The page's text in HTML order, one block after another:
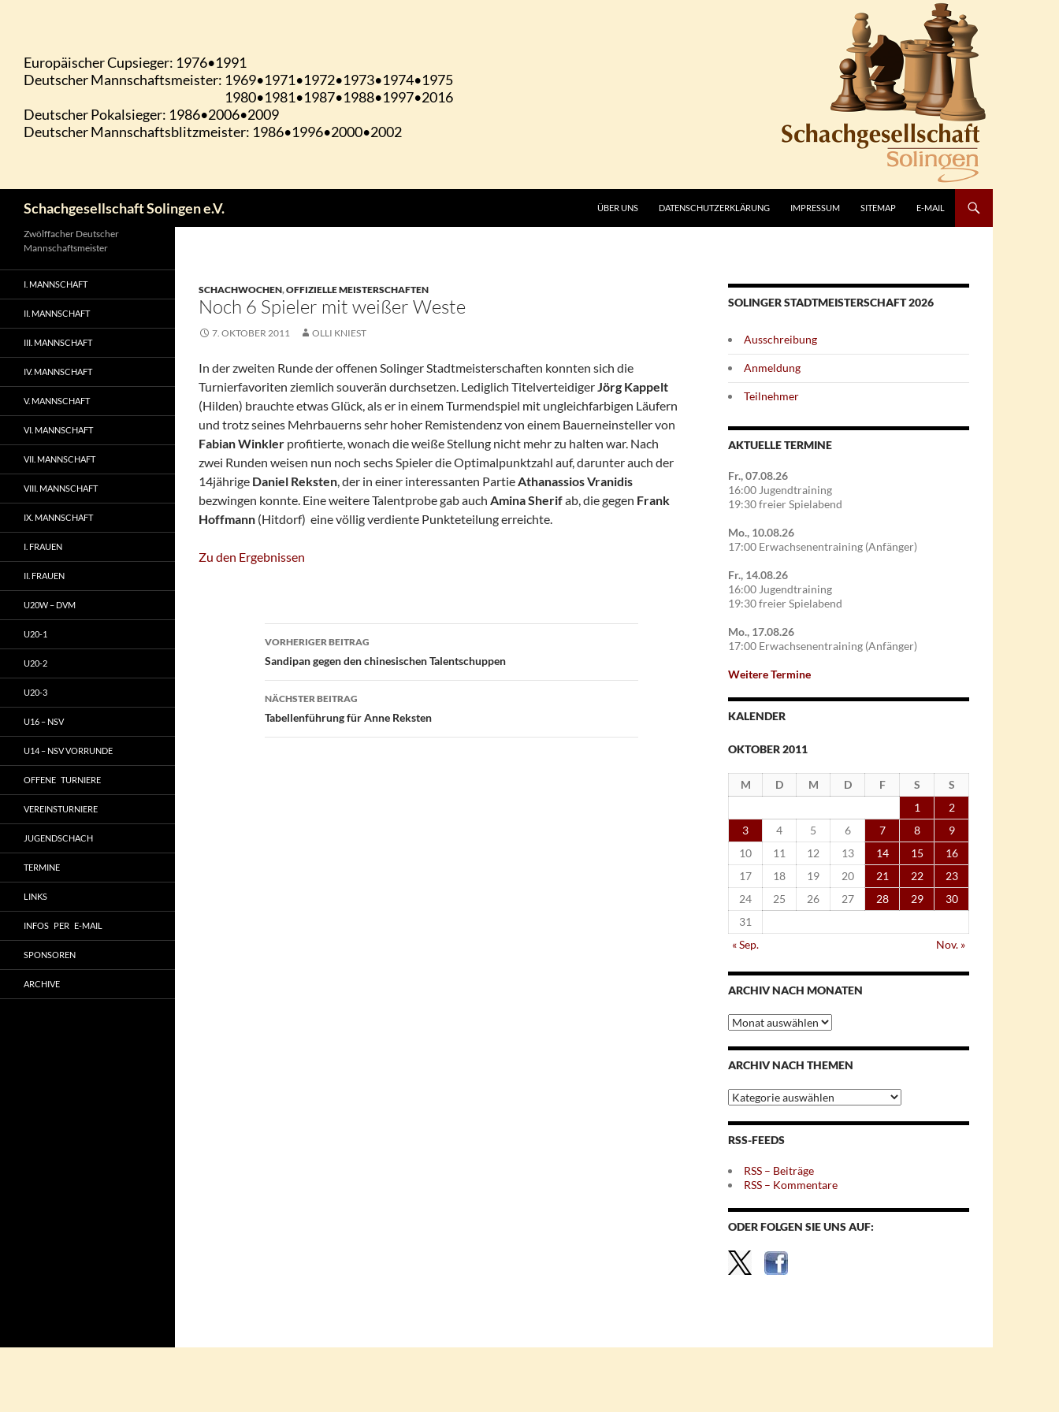
Schachgesellschaft Solingen e.V. ÜBER UNS DATENSCHUTZERKLÄRUNG IMPRESSUM SITEMAP E-MAIL
SCHACHWOCHEN,OFFIZIELLE MEISTERSCHAFTEN
Noch 6 Spieler mit weißer Weste
7. OKTOBER 2011 OLLI KNIEST
In der zweiten Runde der offenen Solinger Stadtmeisterschaften konnten sich die
Turnierfavoriten ziemlich souverän durchsetzen. Lediglich TitelverteidigerJörg Kappelt
(Hilden) brauchte etwas Glück, als er in einem Turmendspiel mit ungleichfarbigen Läufern
und trotz seines Mehrbauerns sehr hoher Remistendenz von einem Bauerneinsteller von
Fabian Winkler profitierte, wonach die weiße Stellung nicht mehr zu halten war. Nach
zwei Runden weisen nun noch sechs Spieler die Optimalpunktzahl auf, darunter auch der
14jährige Daniel Reksten, der in einer interessanten PartieAthanassios Vranidis
bezwingen konnte. Eine weitere Talentprobe gab auch Amina Sherifab, die gegen Frank
Hoffmann (Hitdorf) eine völlig verdiente Punkteteilung erreichte.
Zu den Ergebnissen
Beitragsnavigation
VORHERIGER BEITRAG
Sandipan gegen den chinesischen Talentschuppen
NÄCHSTER BEITRAG
Tabellenführung für Anne Reksten
SOLINGER STADTMEISTERSCHAFT 2026
Ausschreibung
Anmeldung
Teilnehmer
AKTUELLE TERMINE
Fr., 07.08.26
16:00 Jugendtraining
19:30 freier Spielabend
Mo., 10.08.26
17:00 Erwachsenentraining (Anfänger)
Fr., 14.08.26
16:00 Jugendtraining
19:30 freier Spielabend
Mo., 17.08.26
17:00 Erwachsenentraining (Anfänger)
Weitere Termine
KALENDER
OKTOBER 2011
M D M D F S
S
1
2
3
4 5 6 7 8
9
10
11 12 13 14 15
16
17
18 19 20 21 22
23
24
25 26 27 28 29
30
31
« Sep.
Nov. »
ARCHIV NACH MONATEN
Archiv
nach
Monaten
ARCHIV NACH THEMEN
Archiv
nach
Themen
RSS-FEEDS
RSS – Beiträge
RSS – Kommentare
ODER FOLGEN SIE UNS AUF:
Zwölffacher Deutscher
Mannschaftsmeister
I. MANNSCHAFT
II. MANNSCHAFT
III. MANNSCHAFT
IV. MANNSCHAFT
V. MANNSCHAFT
VI. MANNSCHAFT
VII. MANNSCHAFT
VIII. MANNSCHAFT
IX. MANNSCHAFT
I. FRAUEN
II. FRAUEN
U20W – DVM
U20-1
U20-2
U20-3
U16 – NSV
U14 – NSV VORRUNDE
OFFENE TURNIERE
VEREINSTURNIERE
JUGENDSCHACH
TERMINE
LINKS
INFOS PER E-MAIL
SPONSOREN
ARCHIVE